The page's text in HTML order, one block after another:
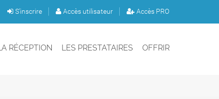
S'inscrire Accès utilisateur Accès PRO
RÉCEPTION LES PRESTATAIRES OFFRIR